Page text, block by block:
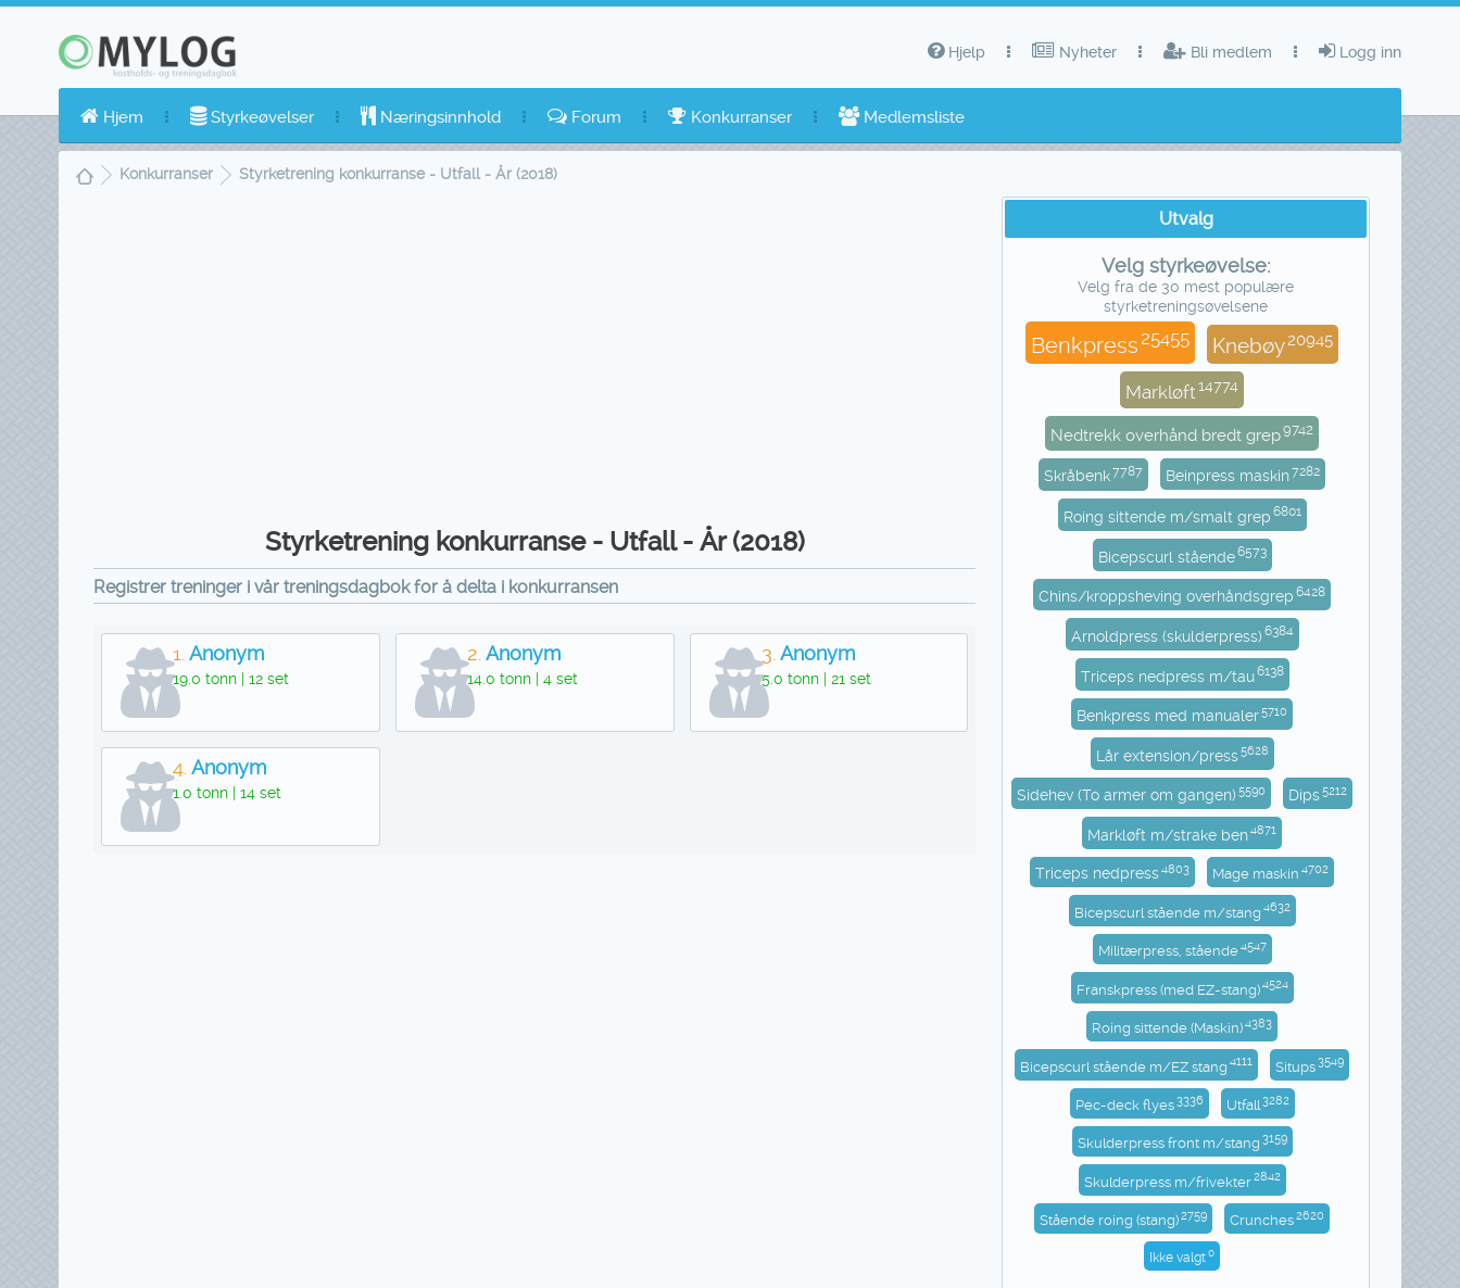
Logg inn
Bli medlem
Nyheter
Hjelp
Hjem Styrkeøvelser Næringsinnhold Forum Konkurranser Medlemsliste
Konkurranser Styrketrening konkurranse - Utfall - År (2018)
Styrketrening konkurranse - Utfall - År (2018)
Registrer treninger i vår treningsdagbok for å delta i konkurransen
1. Anonym
19.0 tonn | 12 set
2. Anonym
14.0 tonn | 4 set
3. Anonym
5.0 tonn | 21 set
4. Anonym
1.0 tonn | 14 set
Utvalg
Velg styrkeøvelse:
Velg fra de 30 mest populære
styrketreningsøvelsene
Benkpress 25455 Knebøy20945
Markløft 14774
Nedtrekk overhånd bredt grep9742
Skråbenk7787 Beinpress maskin 7282
Roing sittende m/smalt grep 6801
Bicepscurl stående6573
Chins/kroppsheving overhåndsgrep 6428
Arnoldpress (skulderpress) 6384
Triceps nedpress m/tau6138
Benkpress med manualer5710
Lår extension/press5628
Sidehev (To armer om gangen) 5590 Dips5212
Markløft m/strake ben4871
Triceps nedpress4803 Mage maskin 4702
Bicepscurl stående m/stang 4632
Militærpress, stående4547
Franskpress (med EZ-stang)4524
Roing sittende (Maskin)4383
Bicepscurl stående m/EZ stang 4111 Situps3549
Pec-deck flyes3336 Utfall3282
Skulderpress front m/stang 3159
Skulderpress m/frivekter2842
Stående roing (stang)2759 Crunches2620
Ikke valgt 0